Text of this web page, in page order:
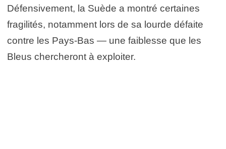
Défensivement, la Suède a montré certaines
fragilités, notamment lors de sa lourde défaite
contre les Pays-Bas — une faiblesse que les
Bleus chercheront à exploiter.